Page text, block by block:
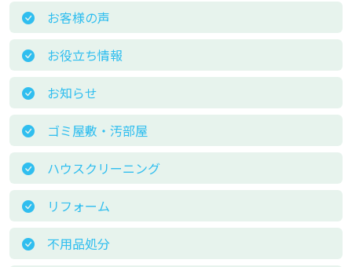
お客様の声
お役立ち情報
お知らせ
ゴミ屋敷・汚部屋
ハウスクリーニング
リフォーム
不用品処分